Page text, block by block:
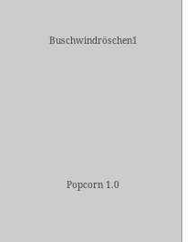
Buschwindröschen1
Popcorn 1.0